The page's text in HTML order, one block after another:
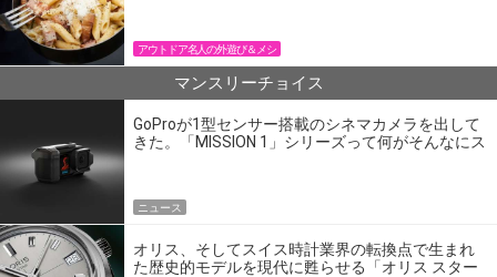
アウトドア名人の外遊び＆メシ
マンスリーチョイス
GoProが1型センサー搭載のシネマカメラを出して
きた。「MISSION 1」シリーズって何がそんなにス
ニュース
オリス、そしてスイス時計業界の転換点で生まれ
た歴史的モデルを現代に甦らせる「オリス スター